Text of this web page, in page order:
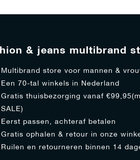
& jeans multibrand
Multibrand store voor mannen &
Een 70-tal winkels in Nederland
Gratis thuisbezorging vanaf
SALE)
Eerst passen, achteraf betalen
Gratis ophalen & retour in onze
Ruilen en retourneren binnen 14